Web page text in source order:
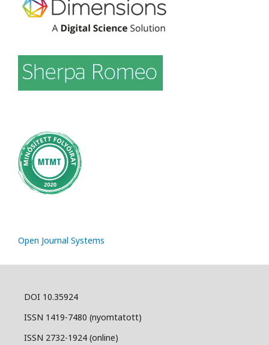
Open Journal Systems
DOI 10.35924
ISSN 1419-7480 (nyomtatott)
ISSN 2732-1924 (online)